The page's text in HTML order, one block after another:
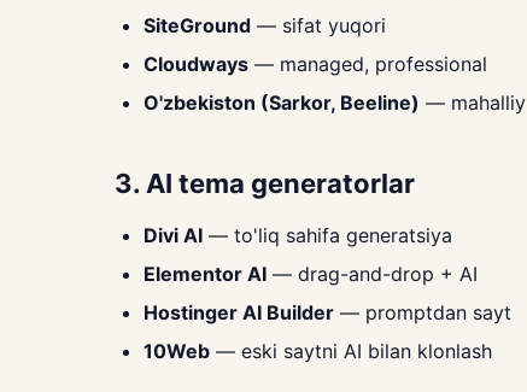
SiteGround — sifat yuqori
Cloudways — managed, professional
O'zbekiston (Sarkor, Beeline) — mahalliy
3. AI tema generatorlar
Divi AI — to'liq sahifa generatsiya
Elementor AI — drag-and-drop + AI
Hostinger AI Builder — promptdan sayt
10Web — eski saytni AI bilan klonlash